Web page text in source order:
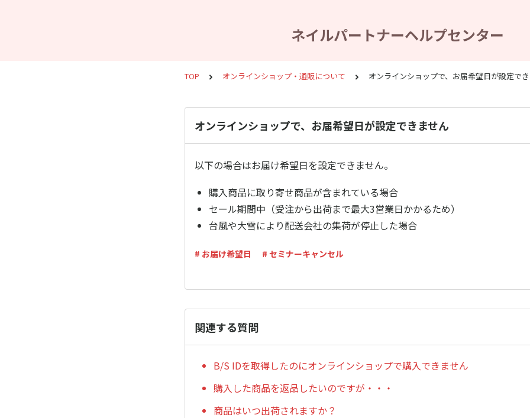
ネイルパートナーヘルプセンター
TOP オンラインショップ・通販について オンラインショップで、お届希望日が設定で
オンラインショップで、お届希望日が設定できません
以下の場合はお届け希望日を設定できません。
購入商品に取り寄せ商品が含まれている場合
セール期間中（受注から出荷まで最大3営業日かかるため）
台風や大雪により配送会社の集荷が停止した場合
# お届け希望日 # セミナーキャンセル
関連する質問
B/S IDを取得したのにオンラインショップで購入できません
購入した商品を返品したいのですが・・・
商品はいつ出荷されますか？